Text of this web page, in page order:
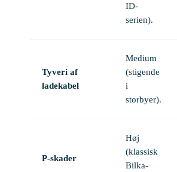
ID-
serien).
Tyveri af
ladekabel
Medium
(stigende
i
storbyer).
P-skader
Høj
(klassisk
Bilka-